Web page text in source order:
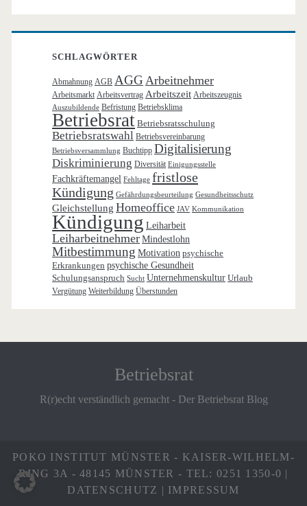
SCHLAGWÖRTER
Abmahnung AGB AGG Arbeitnehmer
Arbeitsmarkt Arbeitsvertrag Arbeitszeit Arbeitszeugnis
Auszubildende Befristung Betriebsklima
Betriebsrat Betriebsratsschulung
Betriebsratswahl Betriebsvereinbarung
Betriebsversammlung Buchtipp Digitalisierung
Diskriminierung Diversität Einigungsstelle
Fachkräftemangel Fehltage fristlose
Kündigung Gefährdungsbeurteilung Gesundheitsschutz
Gleichstellung Homeoffice JAV Kommunikation
Kündigung Leiharbeit
Leiharbeitnehmer Mindestlohn
Mitbestimmung Motivation psychische
Erkrankungen psychische Gesundheit
Schulungsanspruch Sucht Unternehmenskultur Urlaub
Vergütung Weiterbildung Überstunden
Betriebsrat
R(r)echt verständlich gemacht - Der Betriebsrat Blog
POKO INSTITUT MÜNSTER - KAISER-WILHELM-
RING 3A - 48145 MÜNSTER - TEL: 0251 1350-0 |
DATENSCHUTZ | IMPRESSUM